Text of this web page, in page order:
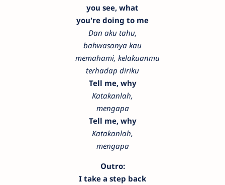
you see, what
you're doing to me
Dan aku tahu,
bahwasanya kau
memahami, kelakuanmu
terhadap diriku
Tell me, why
Katakanlah,
mengapa
Tell me, why
Katakanlah,
mengapa
Outro:
I take a step back